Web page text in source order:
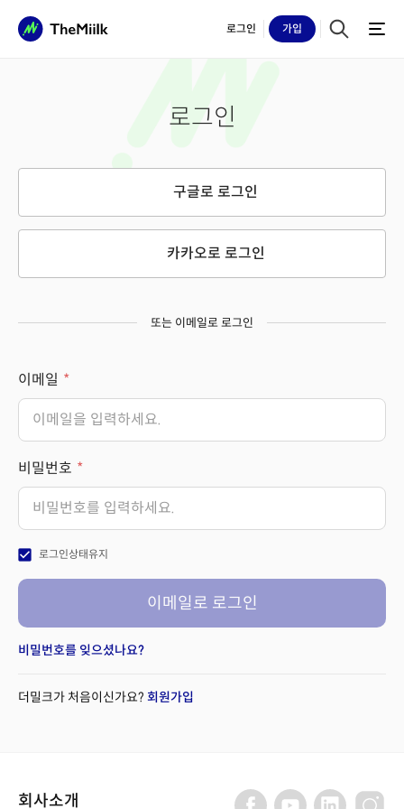
로그인 가입
로그인
구글로 로그인
카카오로 로그인
또는 이메일로 로그인
이메일
비밀번호
check_box 로그인상태유지
이메일로 로그인
비밀번호를 잊으셨나요?
더밀크가 처음이신가요? 회원가입
회사소개